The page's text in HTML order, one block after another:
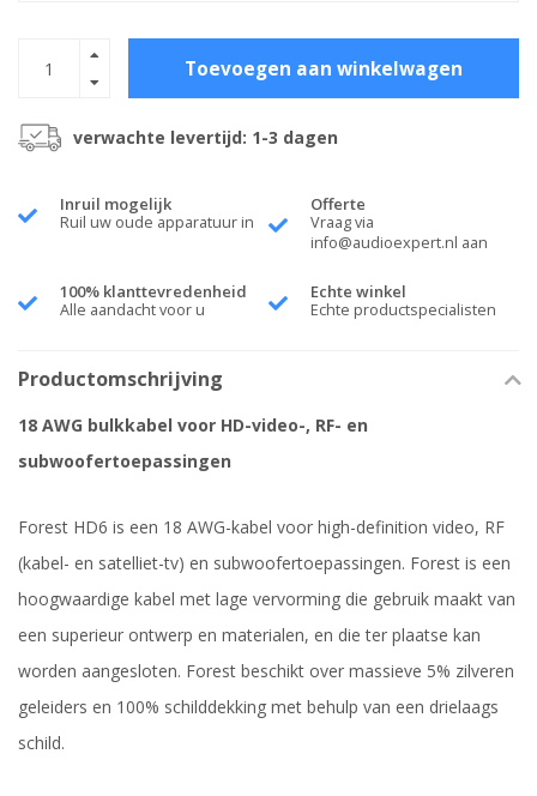
Toevoegen aan winkelwagen
verwachte levertijd: 1-3 dagen
Inruil mogelijk
Ruil uw oude apparatuur in
Offerte
Vraag via
info@audioexpert.nl aan
100% klanttevredenheid
Alle aandacht voor u
Echte winkel
Echte productspecialisten
Productomschrijving
18 AWG bulkkabel voor HD-video-, RF- en
subwoofertoepassingen
Forest HD6 is een 18 AWG-kabel voor high-definition video, RF
(kabel- en satelliet-tv) en subwoofertoepassingen. Forest is een
hoogwaardige kabel met lage vervorming die gebruik maakt van
een superieur ontwerp en materialen, en die ter plaatse kan
worden aangesloten. Forest beschikt over massieve 5% zilveren
geleiders en 100% schilddekking met behulp van een drielaags
schild.